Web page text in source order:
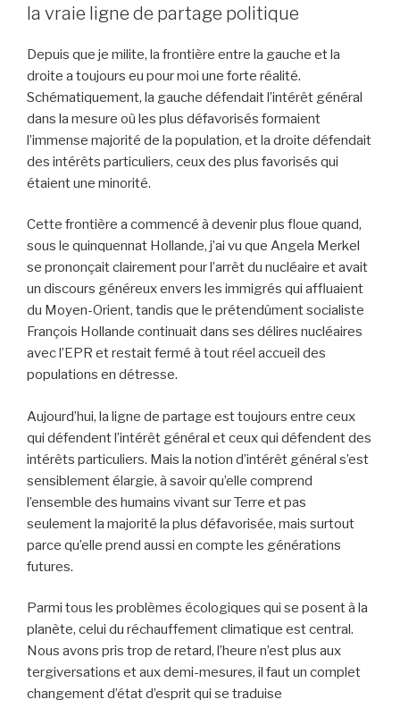
la vraie ligne de partage politique
Depuis que je milite, la frontière entre la gauche et la
droite a toujours eu pour moi une forte réalité.
Schématiquement, la gauche défendait l’intérêt général
dans la mesure où les plus défavorisés formaient
l’immense majorité de la population, et la droite défendait
des intérêts particuliers, ceux des plus favorisés qui
étaient une minorité.
Cette frontière a commencé à devenir plus floue quand,
sous le quinquennat Hollande, j’ai vu que Angela Merkel
se prononçait clairement pour l’arrêt du nucléaire et avait
un discours généreux envers les immigrés qui affluaient
du Moyen-Orient, tandis que le prétendûment socialiste
François Hollande continuait dans ses délires nucléaires
avec l’EPR et restait fermé à tout réel accueil des
populations en détresse.
Aujourd’hui, la ligne de partage est toujours entre ceux
qui défendent l’intérêt général et ceux qui défendent des
intérêts particuliers. Mais la notion d’intérêt général s’est
sensiblement élargie, à savoir qu’elle comprend
l’ensemble des humains vivant sur Terre et pas
seulement la majorité la plus défavorisée, mais surtout
parce qu’elle prend aussi en compte les générations
futures.
Parmi tous les problèmes écologiques qui se posent à la
planète, celui du réchauffement climatique est central.
Nous avons pris trop de retard, l’heure n’est plus aux
tergiversations et aux demi-mesures, il faut un complet
changement d’état d’esprit qui se traduise